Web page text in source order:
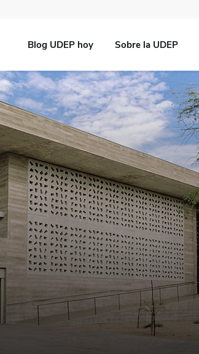
Blog UDEP hoy Sobre la UDEP